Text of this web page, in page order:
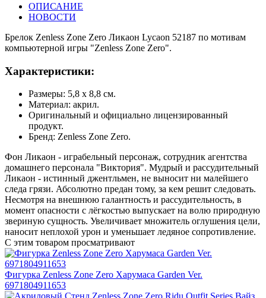
ОПИСАНИЕ
НОВОСТИ
Брелок Zenless Zone Zero Ликаон Lycaon 52187 по мотивам
компьютерной игры "Zenless Zone Zero".
Характеристики:
Размеры: 5,8 х 8,8 см.
Материал: акрил.
Оригинальный и официально лицензированный
продукт.
Бренд: Zenless Zone Zero.
Фон Ликаон - играбельный персонаж, сотрудник агентства
домашнего персонала "Виктория". Мудрый и рассудительный
Ликаон - истинный джентльмен, не выносит ни малейшего
следа грязи. Абсолютно предан тому, за кем решит следовать.
Несмотря на внешнюю галантность и рассудительность, в
момент опасности с лёгкостью выпускает на волю природную
звериную сущность. Увеличивает множитель оглушения цели,
наносит неплохой урон и уменьшает ледяное сопротивление.
С этим товаром просматривают
Фигурка Zenless Zone Zero Харумаса Garden Ver.
6971804911653